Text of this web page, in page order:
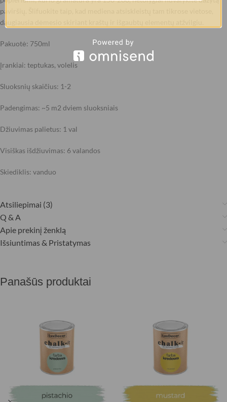
paviršių. Šlifuokite taip, kad mediena atsiskleistų tam tikrose vietose,
daugiausia dėmesio skiriant kraštų ir išgaubtų elementų atžvilgiu.
Pakuotė: 750ml
Įrankiai: teptukas, volelis
Sluoksnių skaičius: 1-2
Padengimas: ~5 m2 dviem sluoksniais
Džiuvimas palietus: 1 val
Visiškas išdžiuvimas: 6 valandos
Skiediklis: vanduo
Atsiliepimai (3)
Q & A
Apie prekinį ženklą
Išsiuntimas & Pristatymas
Panašūs produktai